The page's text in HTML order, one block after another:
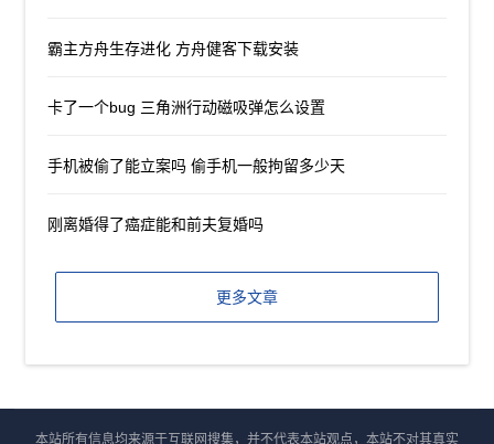
霸主方舟生存进化 方舟健客下载安装
卡了一个bug 三角洲行动磁吸弹怎么设置
手机被偷了能立案吗 偷手机一般拘留多少天
刚离婚得了癌症能和前夫复婚吗
更多文章
本站所有信息均来源于互联网搜集，并不代表本站观点，本站不对其真实